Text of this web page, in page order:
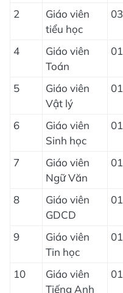
2
Giáo viên
tiểu học
03
4
Giáo viên
Toán
01
5
Giáo viên
Vật lý
01
6
Giáo viên
Sinh học
01
7
Giáo viên
Ngữ Văn
01
8
Giáo viên
GDCD
01
9
Giáo viên
Tin học
01
10
Giáo viên
Tiếng Anh
01